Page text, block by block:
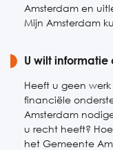
Amsterdam en
Mijn Amsterdam
U wilt
Heeft u geen
financiële
Amsterdam
u recht heeft?
het Gemeente